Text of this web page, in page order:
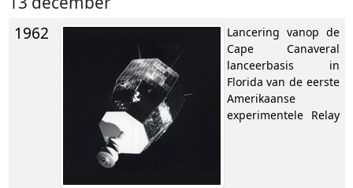
1962
Lancering vanop de
Cape Canaveral
lanceerbasis in
Florida van de eerste
Amerikaanse
experimentele Relay